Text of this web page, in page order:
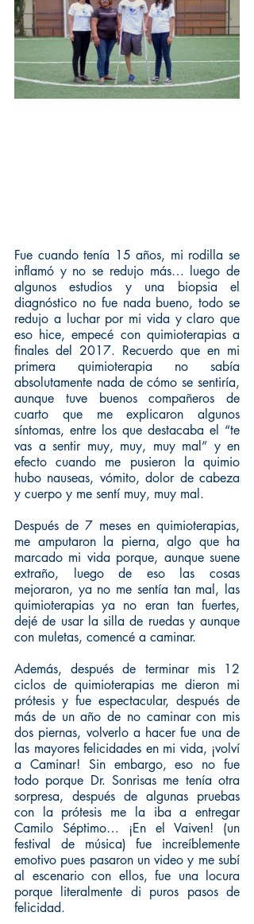
Fue cuando tenía 15 años, mi rodilla se
inflamó y no se redujo más… luego de
algunos estudios y una biopsia el
diagnóstico no fue nada bueno, todo se
redujo a luchar por mi vida y claro que
eso hice, empecé con quimioterapias a
finales del 2017. Recuerdo que en mi
primera quimioterapia no sabía
absolutamente nada de cómo se sentiría,
aunque tuve buenos compañeros de
cuarto que me explicaron algunos
síntomas, entre los que destacaba el “te
vas a sentir muy, muy, muy mal” y en
efecto cuando me pusieron la quimio
hubo nauseas, vómito, dolor de cabeza
y cuerpo y me sentí muy, muy mal.
Después de 7 meses en quimioterapias,
me amputaron la pierna, algo que ha
marcado mi vida porque, aunque suene
extraño, luego de eso las cosas
mejoraron, ya no me sentía tan mal, las
quimioterapias ya no eran tan fuertes,
dejé de usar la silla de ruedas y aunque
con muletas, comencé a caminar.
Además, después de terminar mis 12
ciclos de quimioterapias me dieron mi
prótesis y fue espectacular, después de
más de un año de no caminar con mis
dos piernas, volverlo a hacer fue una de
las mayores felicidades en mi vida, ¡volví
a Caminar! Sin embargo, eso no fue
todo porque Dr. Sonrisas me tenía otra
sorpresa, después de algunas pruebas
con la prótesis me la iba a entregar
Camilo Séptimo… ¡En el Vaiven! (un
festival de música) fue increíblemente
emotivo pues pasaron un video y me subí
al escenario con ellos, fue una locura
porque literalmente di puros pasos de
felicidad.